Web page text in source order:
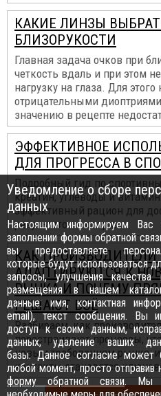
КАКИЕ ЛИНЗЫ
БЛИЗОРУКОСТИ
Главная задача очков при
четкость вдаль и при этом
нагрузку на глаза. Для
отрицательными
значению в рецепте
ЭФФЕКТИВНОЕ
ДЛЯ ПРОГРЕССА В
Подробный гид по
креатин, углеводы и
эффективный рацион для
результатов в спорте...
КАК
АДАПТИРУЮТСЯ К
РЫНКА И ПОЧЕМУ
РЕШАЮТ ВСЁ
Разбираем, как
перестраивают процессы,
новым требованиям рынка,
контакты становятся
Уведомление о сборе
данных
Настоящим информируем
заполнении формы обратной
вы предоставляете
которые будут использоваться
запросы, улучшения качества
размещения в нашем
данные: имя, контактная
email), текст сообщения. Вы
доступ к своим данным,
данных, удаление ваших
базы. Данное согласие может
любой момент, просто отправив
форму обратной связи. Мы